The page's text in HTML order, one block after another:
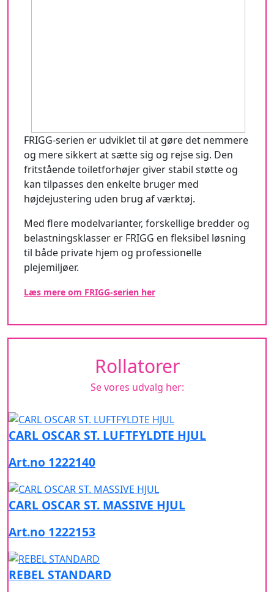
FRIGG-serien er udviklet til at gøre det nemmere
og mere sikkert at sætte sig og rejse sig. Den
fritstående toiletforhøjer giver stabil støtte og
kan tilpasses den enkelte bruger med
højdejustering uden brug af værktøj.
Med flere modelvarianter, forskellige bredder og
belastningsklasser er FRIGG en fleksibel løsning
til både private hjem og professionelle
plejemiljøer.
Læs mere om FRIGG-serien her
Rollatorer
Se vores udvalg her:
CARL OSCAR ST. LUFTFYLDTE HJUL
Art.no 1222140
CARL OSCAR ST. MASSIVE HJUL
Art.no 1222153
REBEL STANDARD